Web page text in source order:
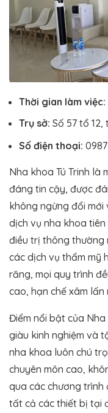
Thời gian làm việc:
Trụ sở: Số 57 tổ 12,
Số điện thoại:
Nha khoa Tú Trinh là
đáng tin cậy, được
không ngừng đổi mới
dịch vụ nha khoa
điều trị thông thường
các dịch vụ thẩm mỹ
răng, mọi quy trình
cao, hạn chế xâm
Điểm nổi bật của Nha
giàu kinh nghiệm và
nha khoa luôn chú
chuyên môn cao,
qua các chương trình
tất cả các thiết bị tại